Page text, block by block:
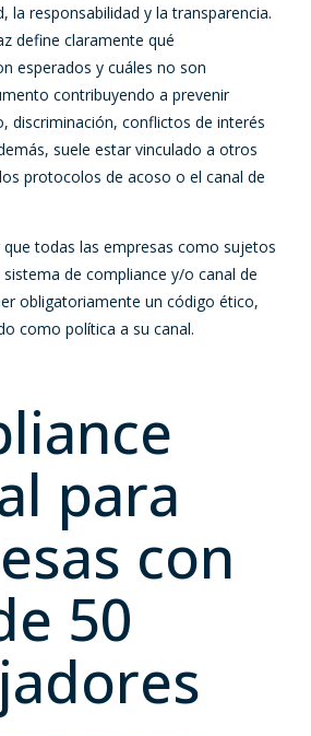
la responsabilidad y la transparencia.
define claramente qué
esperados y cuáles no son
contribuyendo a prevenir
discriminación, conflictos de interés
suele estar vinculado a otros
protocolos de acoso o el canal de
todas las empresas como sujetos
de compliance y/o canal de
obligatoriamente un código ético,
como política a su canal.
para
con
50